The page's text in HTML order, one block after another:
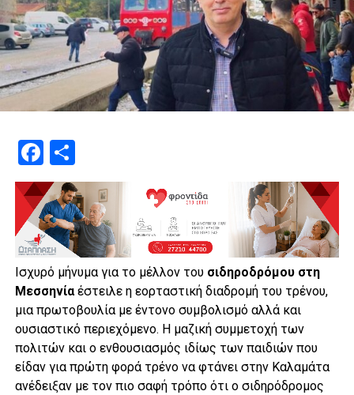
Facebook
Μοιραστείτε
Ισχυρό μήνυμα για το μέλλον του σιδηροδρόμου στη
Μεσσηνίαέστειλε η εορταστική διαδρομή του τρένου,
μια πρωτοβουλία με έντονο συμβολισμό αλλά και
ουσιαστικό περιεχόμενο. Η μαζική συμμετοχή των
πολιτών και ο ενθουσιασμός ιδίως των παιδιών που
είδαν για πρώτη φορά τρένο να φτάνει στην Καλαμάτα
ανέδειξαν με τον πιο σαφή τρόπο ότι ο σιδηρόδρομος